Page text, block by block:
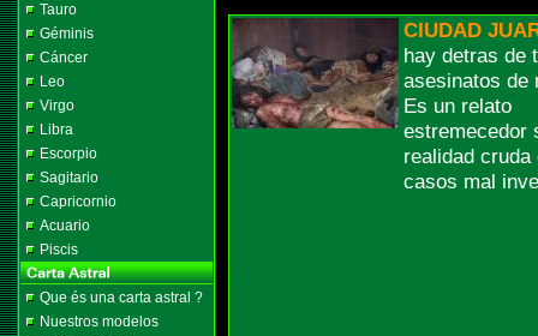
Tauro
Géminis
Cáncer
Leo
Virgo
Libra
Escorpio
Sagitario
Capricornio
Acuario
Piscis
Que és una carta astral ?
Nuestros modelos
CIUDAD
hay detras de
asesinatos de
Es un relato
estremecedor
realidad cruda
casos mal